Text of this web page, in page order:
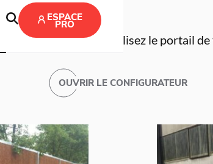
ESPACE
PRO
Créez et visualisez le portail
OUVRIR LE CONFIGURATEUR